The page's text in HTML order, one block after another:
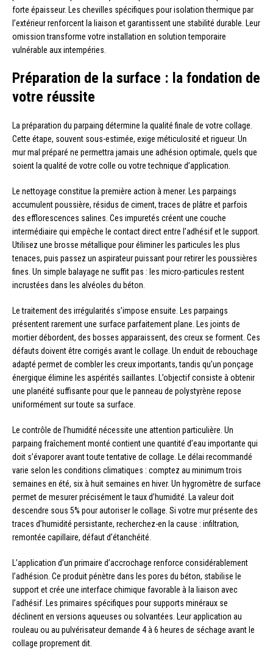
forte épaisseur. Les chevilles spécifiques pour isolation thermique par
l’extérieur renforcent la liaison et garantissent une stabilité durable. Leur
omission transforme votre installation en solution temporaire
vulnérable aux intempéries.
Préparation de la surface : la fondation de
votre réussite
La préparation du parpaing détermine la qualité finale de votre collage.
Cette étape, souvent sous-estimée, exige méticulosité et rigueur. Un
mur mal préparé ne permettra jamais une adhésion optimale, quels que
soient la qualité de votre colle ou votre technique d’application.
Le nettoyage constitue la première action à mener. Les parpaings
accumulent poussière, résidus de ciment, traces de plâtre et parfois
des efflorescences salines. Ces impuretés créent une couche
intermédiaire qui empêche le contact direct entre l’adhésif et le support.
Utilisez une brosse métallique pour éliminer les particules les plus
tenaces, puis passez un aspirateur puissant pour retirer les poussières
fines. Un simple balayage ne suffit pas : les micro-particules restent
incrustées dans les alvéoles du béton.
Le traitement des irrégularités s’impose ensuite. Les parpaings
présentent rarement une surface parfaitement plane. Les joints de
mortier débordent, des bosses apparaissent, des creux se forment. Ces
défauts doivent être corrigés avant le collage. Un enduit de rebouchage
adapté permet de combler les creux importants, tandis qu’un ponçage
énergique élimine les aspérités saillantes. L’objectif consiste à obtenir
une planéité suffisante pour que le panneau de polystyrène repose
uniformément sur toute sa surface.
Le contrôle de l’humidité nécessite une attention particulière. Un
parpaing fraîchement monté contient une quantité d’eau importante qui
doit s’évaporer avant toute tentative de collage. Le délai recommandé
varie selon les conditions climatiques : comptez au minimum trois
semaines en été, six à huit semaines en hiver. Un hygromètre de surface
permet de mesurer précisément le taux d’humidité. La valeur doit
descendre sous 5% pour autoriser le collage. Si votre mur présente des
traces d’humidité persistante, recherchez-en la cause : infiltration,
remontée capillaire, défaut d’étanchéité.
L’application d’un primaire d’accrochage renforce considérablement
l’adhésion. Ce produit pénètre dans les pores du béton, stabilise le
support et crée une interface chimique favorable à la liaison avec
l’adhésif. Les primaires spécifiques pour supports minéraux se
déclinent en versions aqueuses ou solvantées. Leur application au
rouleau ou au pulvérisateur demande 4 à 6 heures de séchage avant le
collage proprement dit.